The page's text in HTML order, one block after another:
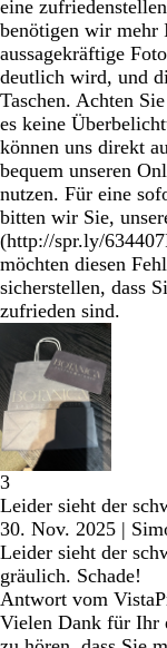
eine
benötigen wir mehr
aussagekräftige
deutlich wird, und
Taschen. Achten
es keine
können uns direkt
bequem unseren
nutzen. Für eine
bitten wir Sie,
(http://spr.ly/
möchten diesen
sicherstellen, dass
zufrieden sind.
3
Leider sieht der
30. Nov. 2025 |
Leider sieht der
gräulich. Schade!
Antwort vom
Vielen Dank für Ihr